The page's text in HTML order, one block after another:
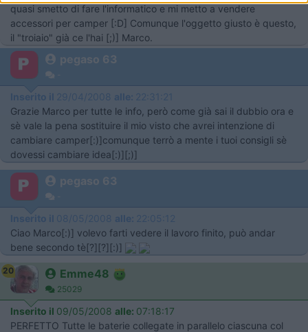
quasi smetto di fare l'informatico e mi metto a vendere
accessori per camper [:D] Comunque l'oggetto giusto è questo,
il "troiaio" già ce l'hai [;)] Marco.
pegaso 63
Inserito il 29/04/2008 alle: 22:31:21
Grazie Marco per tutte le info, però come già sai il dubbio ora e
sè vale la pena sostituire il mio visto che avrei intenzione di
cambiare camper[:)]comunque terrò a mente i tuoi consigli sè
dovessi cambiare idea[:)][;)]
pegaso 63
Inserito il 08/05/2008 alle: 22:05:12
Ciao Marco[:)] volevo farti vedere il lavoro finito, può andar
bene secondo tè[?][?][:)]
20 Emme48
25029
Inserito il 09/05/2008 alle: 07:18:17
PERFETTO Tutte le baterie collegate in parallelo ciascuna col